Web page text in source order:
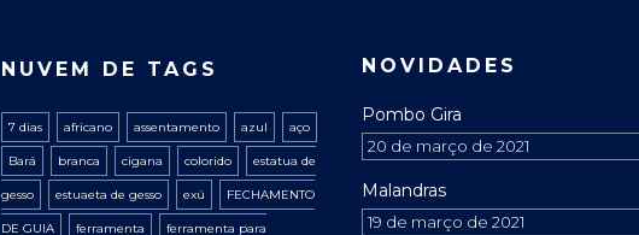
NUVEM DE TAGS
7 dias africano assentamento azul aço
Bará branca cigana colorido estatua de
gesso estuaeta de gesso exú FECHAMENTO
DE GUIA ferramenta ferramenta para
NOVIDADES
Pombo Gira
20 de março de 2021
Malandras
19 de março de 2021